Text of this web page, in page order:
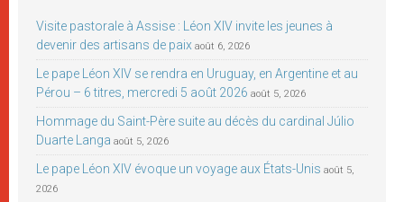
Visite pastorale à Assise : Léon XIV invite les jeunes à
devenir des artisans de paix août 6, 2026
Le pape Léon XIV se rendra en Uruguay, en Argentine et au
Pérou – 6 titres, mercredi 5 août 2026 août 5, 2026
Hommage du Saint-Père suite au décès du cardinal Júlio
Duarte Langa août 5, 2026
Le pape Léon XIV évoque un voyage aux États-Unis août 5,
2026